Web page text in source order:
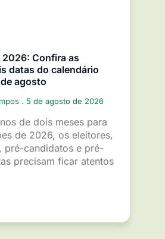
2026: Confira as
datas do calendário
agosto
5 de agosto de 2026
de dois meses para
de 2026, os eleitores,
pré-candidatos e pré-
precisam ficar atentos